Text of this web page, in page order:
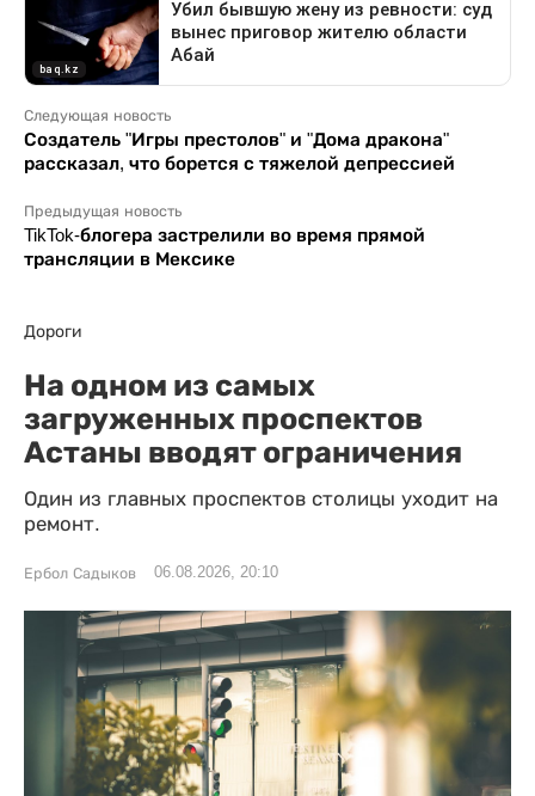
Следующая новость
Создатель "Игры престолов" и "Дома дракона"
рассказал, что борется с тяжелой депрессией
Предыдущая новость
TikTok-блогера застрелили во время прямой
трансляции в Мексике
Дороги
На одном из самых
загруженных проспектов
Астаны вводят ограничения
Один из главных проспектов столицы уходит на
ремонт.
Ербол Садыков 06.08.2026, 20:10